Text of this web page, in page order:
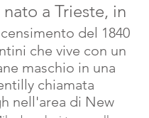
a Trieste, in
del 1840
che vive con un
maschio in una
chiamata
nell'area di New